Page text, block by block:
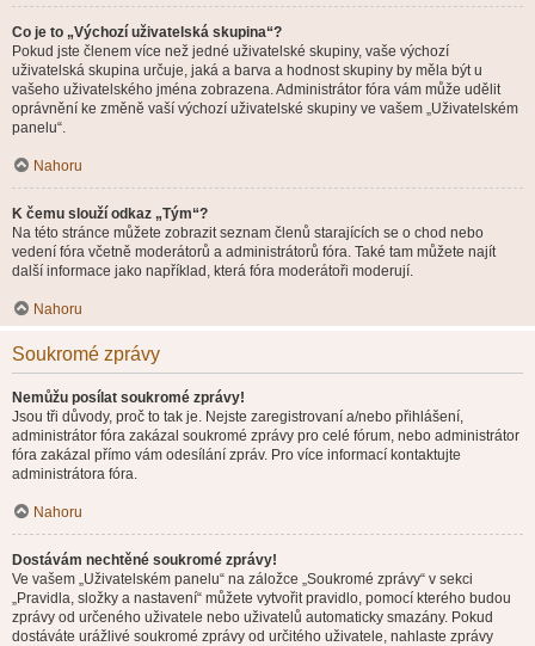
Co je to „Výchozí uživatelská skupina“?
Pokud jste členem více než jedné uživatelské skupiny, vaše výchozí
uživatelská skupina určuje, jaká a barva a hodnost skupiny by měla být u
vašeho uživatelského jména zobrazena. Administrátor fóra vám může udělit
oprávnění ke změně vaší výchozí uživatelské skupiny ve vašem „Uživatelském
panelu“.
Nahoru
K čemu slouží odkaz „Tým“?
Na této stránce můžete zobrazit seznam členů starajících se o chod nebo
vedení fóra včetně moderátorů a administrátorů fóra. Také tam můžete najít
další informace jako například, která fóra moderátoři moderují.
Nahoru
Soukromé zprávy
Nemůžu posílat soukromé zprávy!
Jsou tři důvody, proč to tak je. Nejste zaregistrovaní a/nebo přihlášení,
administrátor fóra zakázal soukromé zprávy pro celé fórum, nebo administrátor
fóra zakázal přímo vám odesílání zpráv. Pro více informací kontaktujte
administrátora fóra.
Nahoru
Dostávám nechtěné soukromé zprávy!
Ve vašem „Uživatelském panelu“ na záložce „Soukromé zprávy“ v sekci
„Pravidla, složky a nastavení“ můžete vytvořit pravidlo, pomocí kterého budou
zprávy od určeného uživatele nebo uživatelů automaticky smazány. Pokud
dostáváte urážlivé soukromé zprávy od určitého uživatele, nahlaste zprávy